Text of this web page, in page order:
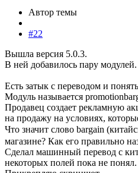
Автор темы
#22
Вышла версия 5.0.3.
В ней добавилось пару модулей.
Есть затык с переводом и
Модуль называется
Продавец создает рекламную
на продажу на условиях,
Что значит слово bargain
магазине? Как его правильно
Сделал машинный перевод с
некоторых полей пока не понял.